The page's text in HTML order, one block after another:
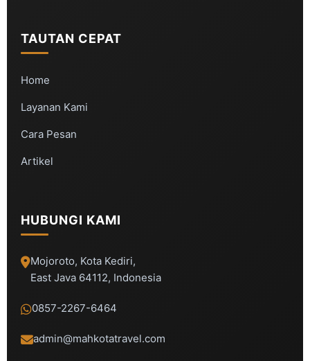
TAUTAN CEPAT
Home
Layanan Kami
Cara Pesan
Artikel
HUBUNGI KAMI
Mojoroto, Kota Kediri,
East Java 64112, Indonesia
0857-2267-6464
admin@mahkotatravel.com